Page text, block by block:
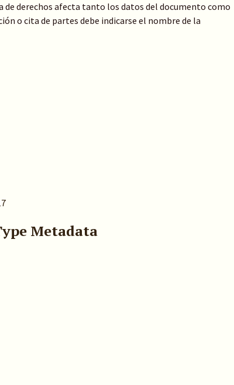
de derechos afecta tanto los datos del documento como
o cita de partes debe indicarse el nombre de la
Metadata